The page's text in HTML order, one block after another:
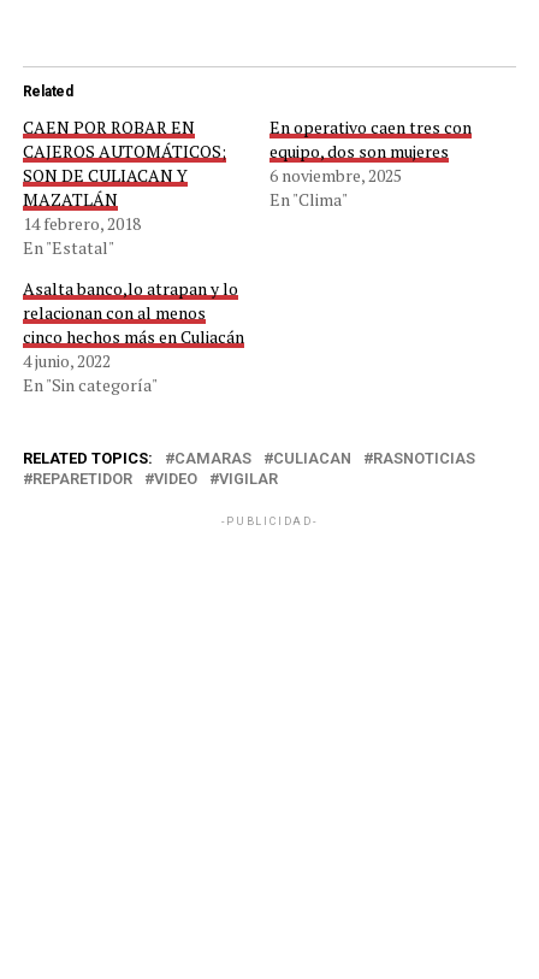
Related
CAEN POR ROBAR EN
CAJEROS AUTOMÁTICOS;
SON DE CULIACAN Y
MAZATLÁN
14 febrero, 2018
En "Estatal"
En operativo caen tres con
equipo, dos son mujeres
6 noviembre, 2025
En "Clima"
Asalta banco,lo atrapan y lo
relacionan con al menos
cinco hechos más en Culiacán
4 junio, 2022
En "Sin categoría"
RELATED TOPICS: CAMARAS CULIACAN
RASNOTICIAS
REPARETIDOR
VIDEO VIGILAR
-PUBLICIDAD-